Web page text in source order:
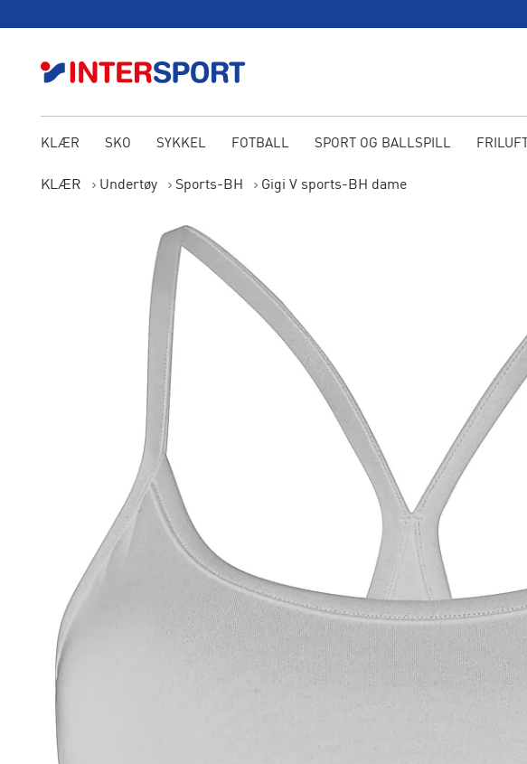
KLÆR SKO SYKKEL FOTBALL SPORT OG BALLSPILL FRILUFT
KLÆR Undertøy Sports-BH Gigi V sports-BH dame